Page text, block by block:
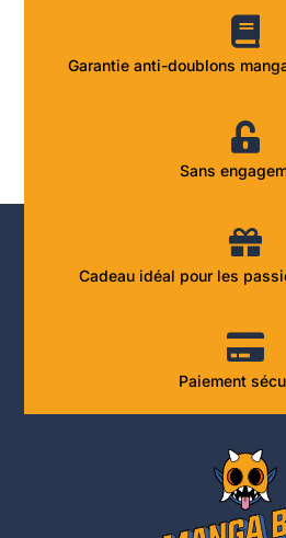
Garantie anti-doublons
Sans
Cadeau idéal pour les
Paiement